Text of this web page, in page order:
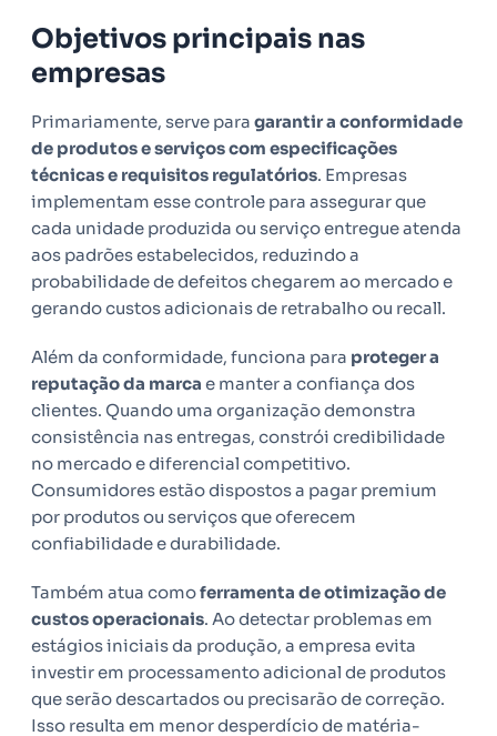
Objetivos principais nas
empresas
Primariamente, serve para garantir a conformidade
de produtos e serviços com especificações
técnicas e requisitos regulatórios. Empresas
implementam esse controle para assegurar que
cada unidade produzida ou serviço entregue atenda
aos padrões estabelecidos, reduzindo a
probabilidade de defeitos chegarem ao mercado e
gerando custos adicionais de retrabalho ou recall.
Além da conformidade, funciona para proteger a
reputação da marca e manter a confiança dos
clientes. Quando uma organização demonstra
consistência nas entregas, constrói credibilidade
no mercado e diferencial competitivo.
Consumidores estão dispostos a pagar premium
por produtos ou serviços que oferecem
confiabilidade e durabilidade.
Também atua comoferramenta de otimização de
custos operacionais. Ao detectar problemas em
estágios iniciais da produção, a empresa evita
investir em processamento adicional de produtos
que serão descartados ou precisarão de correção.
Isso resulta em menor desperdício de matéria-